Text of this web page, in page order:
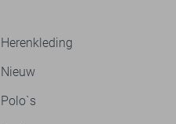
Herenkleding
Nieuw
Polo`s